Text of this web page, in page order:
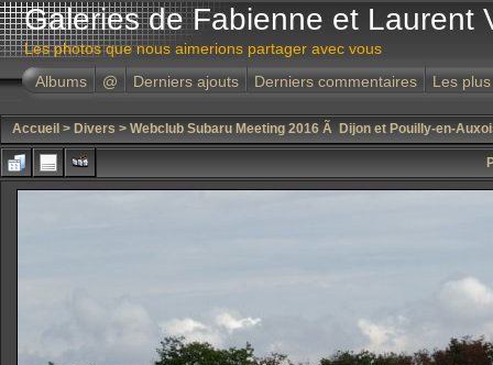
Galeries de Fabienne et Laurent
Les photos que nous aimerions partager avec vous
Albums
@ Derniers ajouts Derniers commentaires Les
Accueil > Divers > Webclub Subaru Meeting 2016 Ã Dijon et Pouilly-en-